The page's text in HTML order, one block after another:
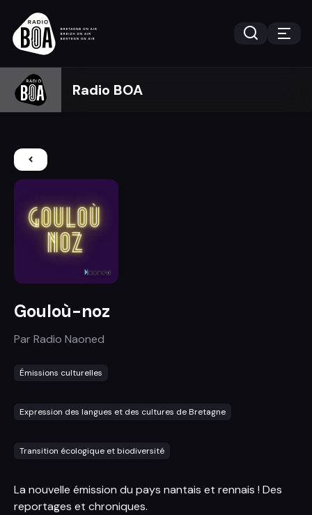
Radio BOA
Gouloù-noz
ParRadio Naoned
Émissions culturelles
Expression des langues et des cultures de Bretagne
Transition écologique et biodiversité
La nouvelle émission du pays nantais et rennais ! Des
reportages et chroniques.